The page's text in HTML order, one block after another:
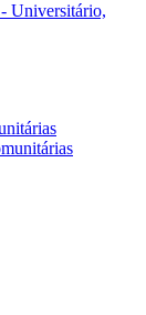
Universitário,